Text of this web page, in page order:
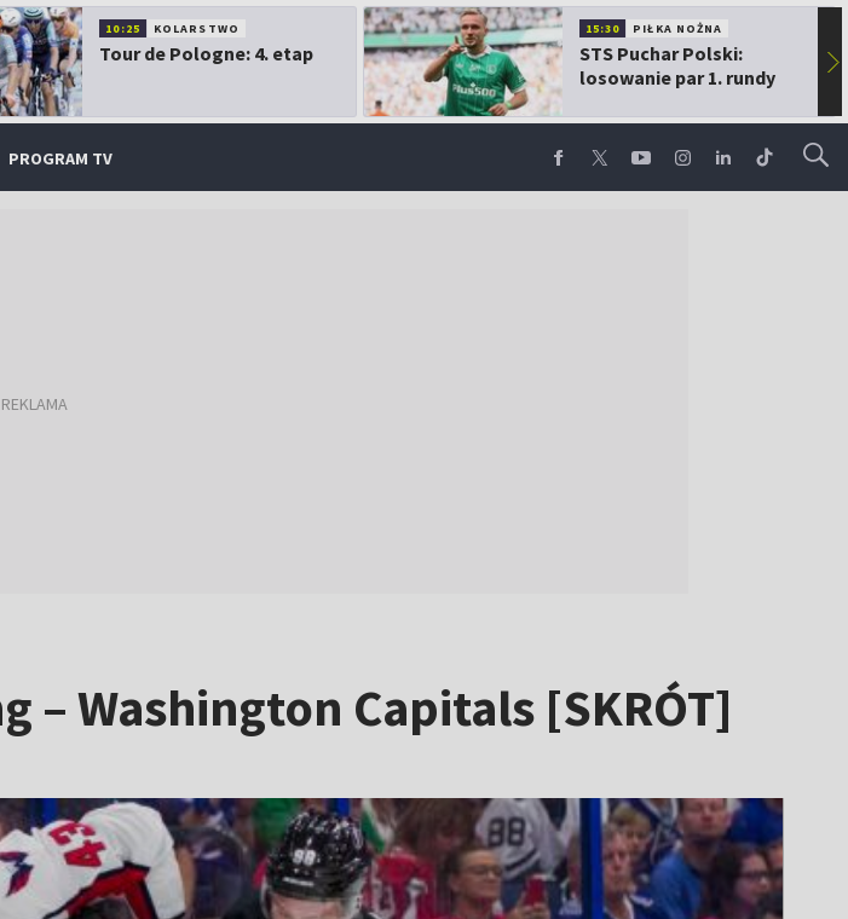
10:25 KOLARSTWO
Tour de Pologne: 4. etap
15:30 PIŁKA NOŻNA
STS Puchar Polski:
losowanie par 1. rundy
▶
PROGRAM TV
– Washington Capitals [SKRÓT]